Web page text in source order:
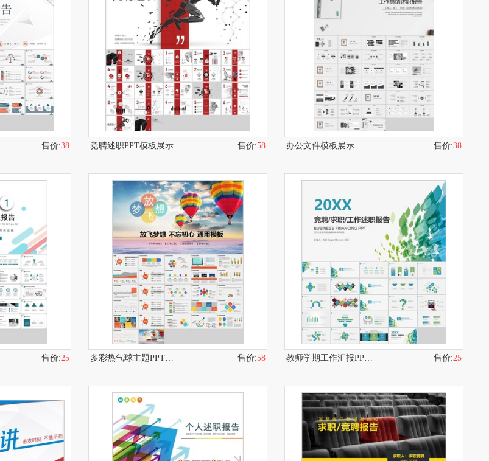
售价:38 竞聘述职PPT模板展示 售价:58 办公文件模板展示 售价:38
售价:25 多彩热气球主题PPT模板 售价:58 教师学期工作汇报PPT模板 售价:25